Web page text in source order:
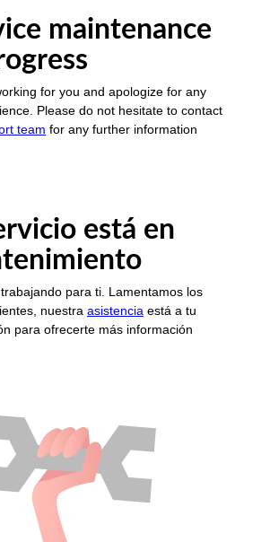
maintenance
for you and apologize for any
Please do not hesitate to contact
team for any further information
está en
para ti. Lamentamos los
nuestra asistencia está a tu
para ofrecerte más información